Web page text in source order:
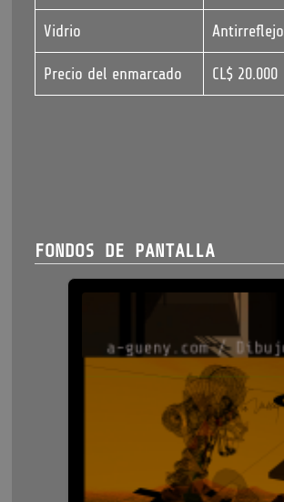
Vidrio Antirreflejo
Precio del enmarcado CL$ 20.000
FONDOS DE PANTALLA